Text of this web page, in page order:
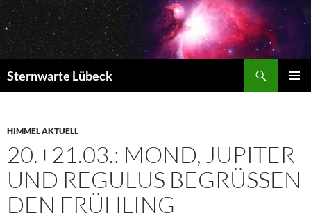
Zum
Inhalt
springen
Sternwarte Lübeck
HIMMEL AKTUELL
20.+21.03.: MOND, JUPITER
UND REGULUS BEGRÜSSEN D
EN FRÜHLING